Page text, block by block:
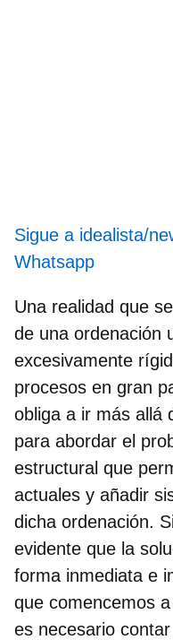
Sigue a idealista/
Whatsapp
Una realidad que
de una ordenación
excesivamente
procesos en gran
obliga a ir más allá
para abordar el
estructural que
actuales y añadir
dicha ordenación.
evidente que la
forma inmediata e
que comencemos
es necesario